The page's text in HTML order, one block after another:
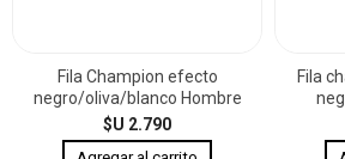
Fila Champion efecto
negro/oliva/blanco Hombre
$U 2.790
Fila